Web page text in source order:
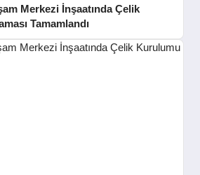
Merkezi İnşaatında Çelik
Tamamlandı